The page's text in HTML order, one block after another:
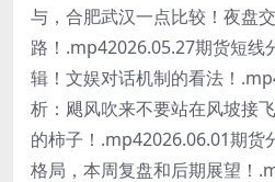
与，合肥武汉一点比较！夜盘
路！.mp42026.05.27期货短线
辑！文娱对话机制的看法！
析：飓风吹来不要站在风坡接
的柿子！.mp42026.06.01期货
格局，本周复盘和后期展望！